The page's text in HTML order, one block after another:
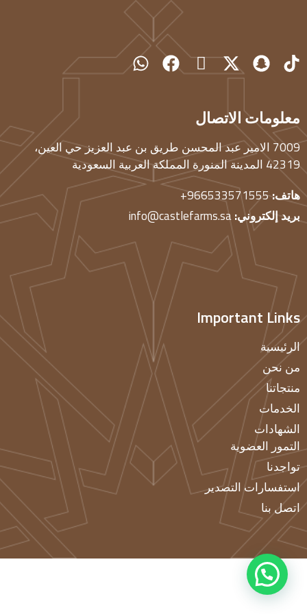
معلومات الاتصال
7009 الامير عبد المحسن طريق بن عبد العزيز حي العين،
42319 المدينة المنورة المملكة العربية السعودية
هاتف:966533571555+
بريد إلكتروني:
Important Links
الرئيسية
من نحن
منتجاتنا
الخدمات
الشهادات
التمور العضوية
تواجدنا
استفسارات التصدير
اتصل بنا